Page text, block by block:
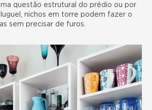
questão estrutural do prédio ou por
nichos em torre podem fazer o
sem precisar de furos.